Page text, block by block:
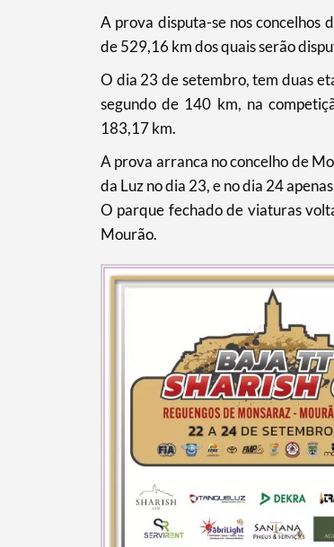
Termo de
Categorias
A prova disputa-se nos concelhos
de 529,16 km dos quais serão
O dia 23 de setembro, tem duas
segundo de 140 km, na
183,17 km.
A prova arranca no concelho de
da Luz no dia 23, e no dia 24
O parque fechado de viaturas
Mourão.